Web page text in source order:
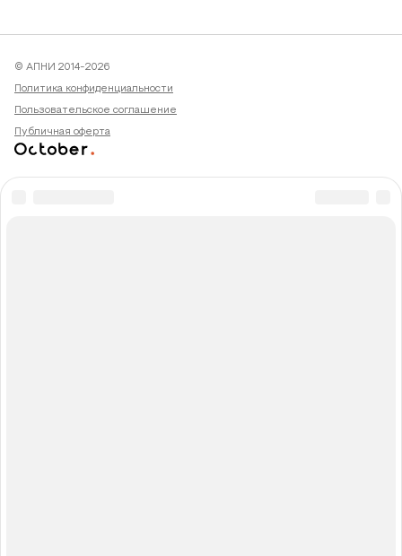
© АПНИ 2014-2026
Политика конфиденциальности
Пользовательское соглашение
Публичная оферта